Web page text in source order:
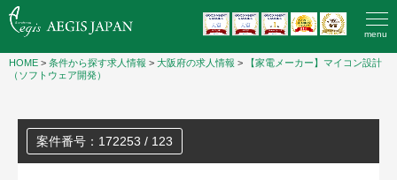
menu
HOME > 条件から探す求人情報 > 大阪府の求人情報 >
【家電メーカー】マイコン設計
（ソフトウェア開発）
案件番号：172253 / 123